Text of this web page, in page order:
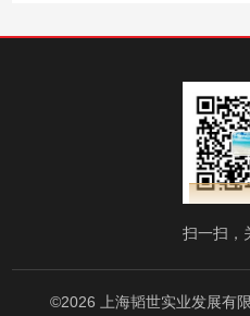
扫一扫，
©2026 上海韬世实业发展有